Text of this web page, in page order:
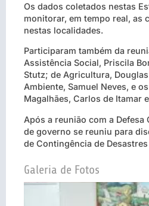
Os dados coletados nestas
monitorar, em tempo real, as
nestas localidades.
Participaram também da
Assistência Social, Priscila
Stutz; de Agricultura,
Ambiente, Samuel Neves, e
Magalhães, Carlos de Itamar
Após a reunião com a Defesa
de governo se reuniu para
de Contingência de
Galeria de Fotos